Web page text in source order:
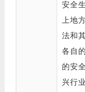
安全
上地
法和
各自
的安
兴行